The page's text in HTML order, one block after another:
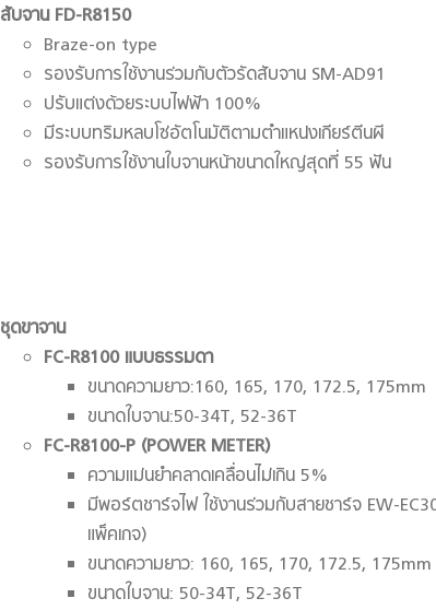
สับจานFD-R8150
Braze-on type
รองรับการใช้งานร่วมกับตัวรัดสับจาน SM-AD91
ปรับแต่งด้วยระบบไฟฟ้า 100%
มีระบบทริมหลบโซ่อัตโนมัติตามตำแหน่งเกียร์ตีนผี
รองรับการใช้งานใบจานหน้าขนาดใหญ่สุดที่ 55 ฟัน
ชุดขาจาน
FC-R8100แบบธรรมดา
ขนาดความยาว:160, 165, 170, 172.5, 175mm
ขนาดใบจาน:50-34T, 52-36T
FC-R8100-P (POWER METER)
ความแม่นยำคลาดเคลื่อนไม่เกิน 5%
มีพอร์ตชาร์จไฟ ใช้งานร่วมกับสายชาร์จ EW-
แพ็คเกจ)
ขนาดความยาว: 160, 165, 170, 172.5, 175mm
ขนาดใบจาน: 50-34T, 52-36T